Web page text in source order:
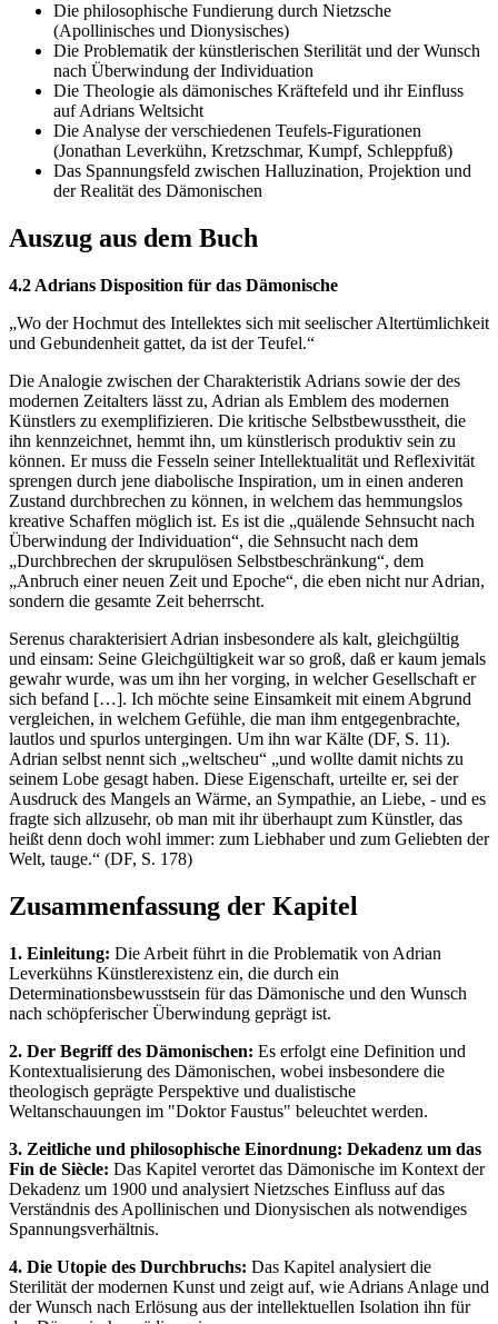
Die philosophische Fundierung durch Nietzsche
(Apollinisches und Dionysisches)
Die Problematik der künstlerischen Sterilität und der Wunsch
nach Überwindung der Individuation
Die Theologie als dämonisches Kräftefeld und ihr Einfluss
auf Adrians Weltsicht
Die Analyse der verschiedenen Teufels-Figurationen
(Jonathan Leverkühn, Kretzschmar, Kumpf, Schleppfuß)
Das Spannungsfeld zwischen Halluzination, Projektion und
der Realität des Dämonischen
Auszug aus dem Buch
4.2 Adrians Disposition für das Dämonische
„Wo der Hochmut des Intellektes sich mit seelischer Altertümlichkeit
und Gebundenheit gattet, da ist der Teufel.“
Die Analogie zwischen der Charakteristik Adrians sowie der des
modernen Zeitalters lässt zu, Adrian als Emblem des modernen
Künstlers zu exemplifizieren. Die kritische Selbstbewusstheit, die
ihn kennzeichnet, hemmt ihn, um künstlerisch produktiv sein zu
können. Er muss die Fesseln seiner Intellektualität und Reflexivität
sprengen durch jene diabolische Inspiration, um in einen anderen
Zustand durchbrechen zu können, in welchem das hemmungslos
kreative Schaffen möglich ist. Es ist die „quälende Sehnsucht nach
Überwindung der Individuation“, die Sehnsucht nach dem
„Durchbrechen der skrupulösen Selbstbeschränkung“, dem
„Anbruch einer neuen Zeit und Epoche“, die eben nicht nur Adrian,
sondern die gesamte Zeit beherrscht.
Serenus charakterisiert Adrian insbesondere als kalt, gleichgültig
und einsam: Seine Gleichgültigkeit war so groß, daß er kaum jemals
gewahr wurde, was um ihn her vorging, in welcher Gesellschaft er
sich befand […]. Ich möchte seine Einsamkeit mit einem Abgrund
vergleichen, in welchem Gefühle, die man ihm entgegenbrachte,
lautlos und spurlos untergingen. Um ihn war Kälte (DF, S. 11).
Adrian selbst nennt sich „weltscheu“ „und wollte damit nichts zu
seinem Lobe gesagt haben. Diese Eigenschaft, urteilte er, sei der
Ausdruck des Mangels an Wärme, an Sympathie, an Liebe, - und es
fragte sich allzusehr, ob man mit ihr überhaupt zum Künstler, das
heißt denn doch wohl immer: zum Liebhaber und zum Geliebten der
Welt, tauge.“ (DF, S. 178)
Zusammenfassung der Kapitel
1. Einleitung: Die Arbeit führt in die Problematik von Adrian
Leverkühns Künstlerexistenz ein, die durch ein
Determinationsbewusstsein für das Dämonische und den Wunsch
nach schöpferischer Überwindung geprägt ist.
2. Der Begriff des Dämonischen: Es erfolgt eine Definition und
Kontextualisierung des Dämonischen, wobei insbesondere die
theologisch geprägte Perspektive und dualistische
Weltanschauungen im "Doktor Faustus" beleuchtet werden.
3. Zeitliche und philosophische Einordnung: Dekadenz um das
Fin de Siècle: Das Kapitel verortet das Dämonische im Kontext der
Dekadenz um 1900 und analysiert Nietzsches Einfluss auf das
Verständnis des Apollinischen und Dionysischen als notwendiges
Spannungsverhältnis.
4. Die Utopie des Durchbruchs: Das Kapitel analysiert die
Sterilität der modernen Kunst und zeigt auf, wie Adrians Anlage und
der Wunsch nach Erlösung aus der intellektuellen Isolation ihn für